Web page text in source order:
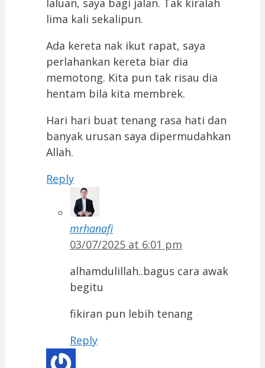
laluan, saya bagi jalan. Tak kiralah
lima kali sekalipun.
Ada kereta nak ikut rapat, saya
perlahankan kereta biar dia
memotong. Kita pun tak risau dia
hentam bila kita membrek.
Hari hari buat tenang rasa hati dan
banyak urusan saya dipermudahkan
Allah.
Reply
mrhanafi
03/07/2025 at 6:01 pm
alhamdulillah..bagus cara awak
begitu
fikiran pun lebih tenang
Reply